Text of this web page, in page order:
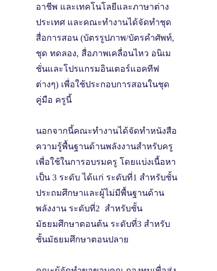
อาชีพ และเทคโนโลยีและภาษาต่าง
ประเทศ และคณะทํางานได้จัดทําชุด
สื่อการสอน (บัตรรูปภาพ/บัตรคําศัพท์,
ชุด ทดลอง, สื่อภาพเคลื่อนไหว อนิเม
ชั่นและโปรแกรมอินเตอร์แอคทีฟ
ต่างๆ) เพื่อใช้ประกอบการสอนในชุด
คู่มือ ครูนี้
นอกจากนี้คณะทํางานได้จัดทําหนังสือ
ความรู้พื้นฐานด้านพลังงานสําหรับครู
เพื่อใช้ในการอบรมครู โดยแบ่งเนื้อหา
เป็น 3 ระดับ ได้แก่ ระดับที่1 สําหรับชั้น
ประถมศึกษาและผู้ไม่มีพื้นฐานด้าน
พลังงาน ระดับที่2 สําหรับชั้น
มัธยมศึกษาตอนต้น ระดับที่3 สําหรับ
ชั้นมัธยมศึกษาตอนปลาย